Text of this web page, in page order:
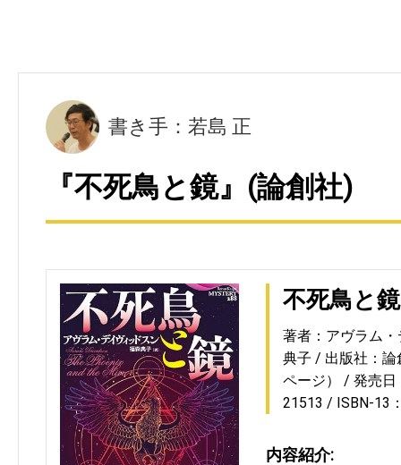
書き手：若島 正
『不死鳥と鏡』(論創社)
不死鳥と鏡
著者：アヴラム
典子
出版社：論
ページ）
発売日
21513
ISBN-13
内容紹介: